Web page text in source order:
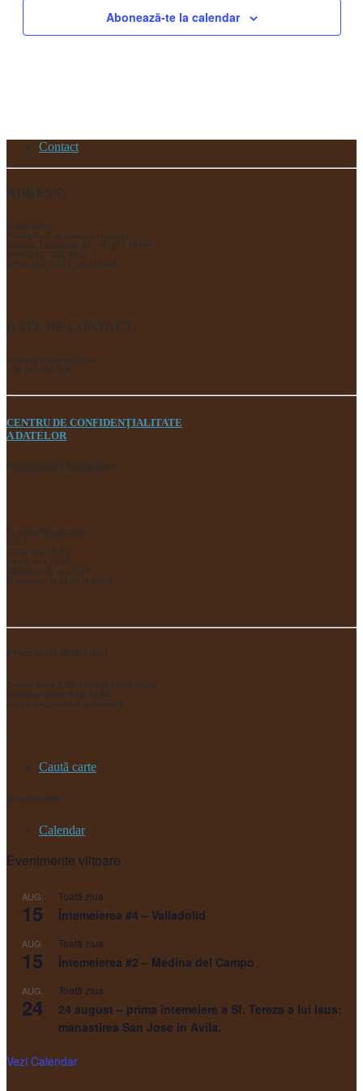
Abonează-te la calendar
Contact
ADRESĂ:
Mânăstirea
Părinţilor Carmelitani Desculţi
Sat/Sos. Ciofliceni, Nr. 54, (DJ 101B)
SNAGOV, Jud. Ilfov
GPS: 44.675223, 26.112341
DATE DE CONTACT:
ocdsnagov@gmail.com
+40 745 416 929
CENTRU DE CONFIDENŢIALITATE
A DATELOR
Programul Liturghiilor
În timpul săptămânii
L-V:
vara: ora 19:15
iarna: ora 18,30
Sâmbăta: la ora 7,30
Duminica: la 11.00 și 19,00
Programul Bibliotecii
Vineri: între 9.00-12.00 și 15.00-19.00
Sâmbătă: între 9.00-12.00
sau cu programare prealabilă
^
Caută carte
Evenimente
Calendar
Evenimente viitoare
AUG.
15
Toată ziua
Întemeierea #4 – Valladolid
AUG.
15
Toată ziua
Întemeierea #2 – Medina del Campo
AUG.
24
Toată ziua
24 august – prima intemeiere a Sf. Tereza a lui Isus:
manastirea San Jose in Avila.
Vezi Calendar